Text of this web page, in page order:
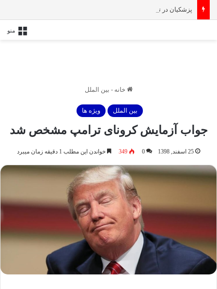
منو
خانه - بین الملل
بین الملل ویژه ها
جواب آزمایش کرونای ترامپ مشخص شد
25 اسفند, 1398 0
349 خواندن این مطلب 1 دقیقه زمان میبرد